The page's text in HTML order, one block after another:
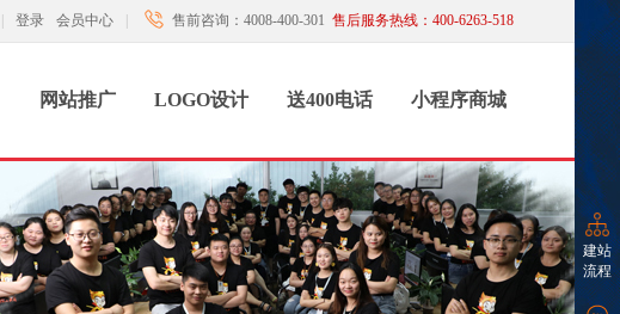
建站
流程
售前咨询：4008-400-301 售后服务热线：400-6263-518
会员中心
登录
网站推广 LOGO设计 送400电话 小程序商城